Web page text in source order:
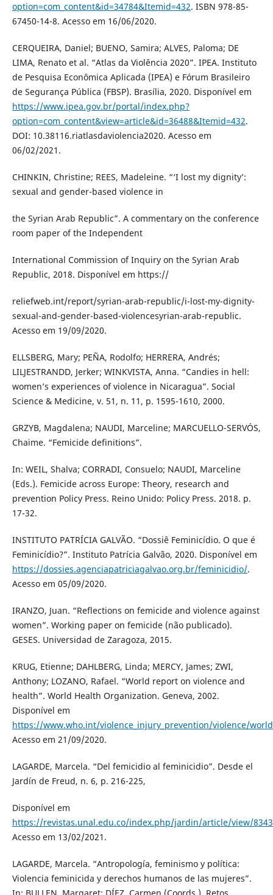
option=com_content&id=34784&Itemid=432. ISBN 978-85-
67450-14-8. Acesso em 16/06/2020.
CERQUEIRA, Daniel; BUENO, Samira; ALVES, Paloma; DE
LIMA, Renato et al. “Atlas da Violência 2020”. IPEA. Instituto
de Pesquisa Econômica Aplicada (IPEA) e Fórum Brasileiro
de Segurança Pública (FBSP). Brasília, 2020. Disponível em
https://www.ipea.gov.br/portal/index.php?
option=com_content&view=article&id=36488&Itemid=432.
DOI: 10.38116.riatlasdaviolencia2020. Acesso em
06/02/2021.
CHINKIN, Christine; REES, Madeleine. “‘I lost my dignity’:
sexual and gender-based violence in
the Syrian Arab Republic”. A commentary on the conference
room paper of the Independent
International Commission of Inquiry on the Syrian Arab
Republic, 2018. Disponível em https://
reliefweb.int/report/syrian-arab-republic/i-lost-my-dignity-
sexual-and-gender-based-violencesyrian-arab-republic.
Acesso em 19/09/2020.
ELLSBERG, Mary; PEÑA, Rodolfo; HERRERA, Andrés;
LILJESTRANDD, Jerker; WINKVISTA, Anna. “Candies in hell:
women’s experiences of violence in Nicaragua”. Social
Science & Medicine, v. 51, n. 11, p. 1595-1610, 2000.
GRZYB, Magdalena; NAUDI, Marceline; MARCUELLO-SERVÓS,
Chaime. “Femicide definitions”.
In: WEIL, Shalva; CORRADI, Consuelo; NAUDI, Marceline
(Eds.). Femicide across Europe: Theory, research and
prevention Policy Press. Reino Unido: Policy Press. 2018. p.
17-32.
INSTITUTO PATRÍCIA GALVÃO. “Dossiê Feminicídio. O que é
Feminicídio?”. Instituto Patrícia Galvão, 2020. Disponível em
https://dossies.agenciapatriciagalvao.org.br/feminicidio/.
Acesso em 05/09/2020.
IRANZO, Juan. “Reflections on femicide and violence against
women”. Working paper on femicide (não publicado).
GESES. Universidad de Zaragoza, 2015.
KRUG, Etienne; DAHLBERG, Linda; MERCY, James; ZWI,
Anthony; LOZANO, Rafael. “World report on violence and
health”. World Health Organization. Geneva, 2002.
Disponível em
https://www.who.int/violence_injury_prevention/violence/
Acesso em 21/09/2020.
LAGARDE, Marcela. “Del femicidio al feminicidio”. Desde el
Jardín de Freud, n. 6, p. 216-225,
Disponível em
https://revistas.unal.edu.co/index.php/jardin/article/view/8343
Acesso em 13/02/2021.
LAGARDE, Marcela. “Antropología, feminismo y política:
Violencia feminicida y derechos humanos de las mujeres”.